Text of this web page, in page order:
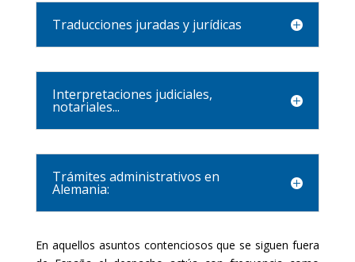
Traducciones juradas y jurídicas
Interpretaciones judiciales,
notariales...
Trámites administrativos en
Alemania:
En aquellos asuntos contenciosos que se siguen fuera